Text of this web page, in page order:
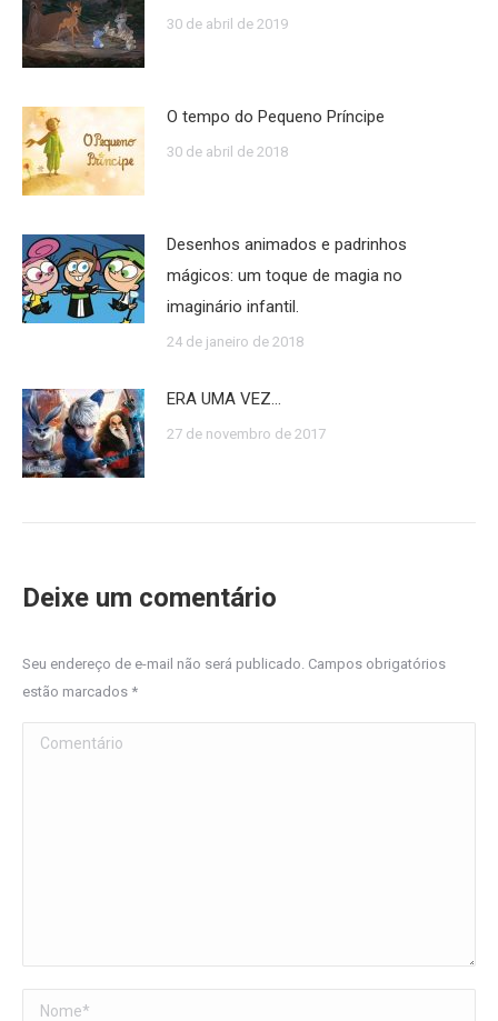
30 de abril de 2019
O tempo do Pequeno Príncipe
30 de abril de 2018
Desenhos animados e padrinhos
mágicos: um toque de magia no
imaginário infantil.
24 de janeiro de 2018
ERA UMA VEZ…
27 de novembro de 2017
Deixe um comentário
Seu endereço de e-mail não será publicado. Campos obrigatórios
estão marcados *
Comentário
Nome *